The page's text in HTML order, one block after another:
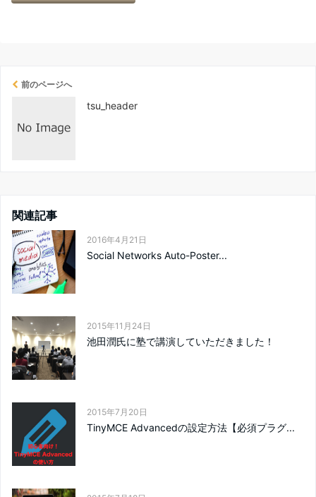
前のページへ
tsu_header
関連記事
2016年4月21日
Social Networks Auto-Poster...
2015年11月24日
池田潤氏に塾で講演していただきました！
2015年7月20日
TinyMCE Advancedの設定方法【必須プラグ...